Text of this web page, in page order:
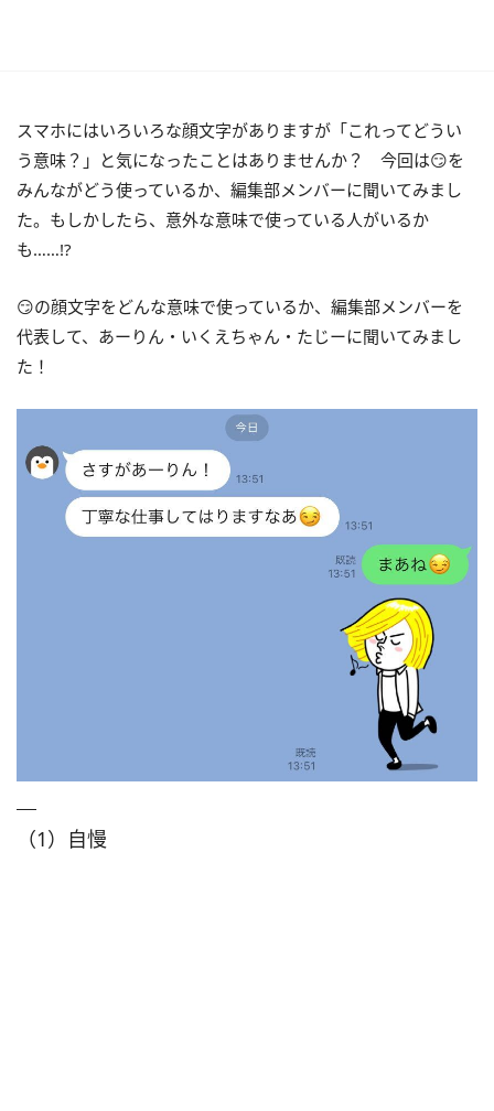
スマホにはいろいろな顔文字がありますが「これってどうい
う意味？」と気になったことはありませんか？ 今回は😏を
みんながどう使っているか、編集部メンバーに聞いてみまし
た。もしかしたら、意外な意味で使っている人がいるか
も……!?
😏の顔文字をどんな意味で使っているか、編集部メンバーを
代表して、あーりん・いくえちゃん・たじーに聞いてみまし
た！
（1）自慢